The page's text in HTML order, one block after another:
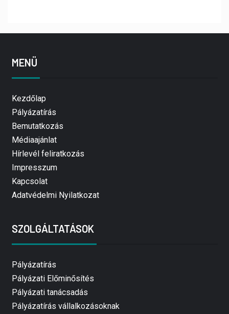
MENÜ
Kezdőlap
Pályázatírás
Bemutatkozás
Médiaajánlat
Hírlevél feliratkozás
Impresszum
Kapcsolat
Adatvédelmi Nyilatkozat
SZOLGÁLTATÁSOK
Pályázatírás
Pályázati Előminősítés
Pályázati tanácsadás
Pályázatírás vállalkozásoknak